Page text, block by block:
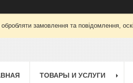
замовлення та повідомлення,
ТОВАРЫ И УСЛУГИ